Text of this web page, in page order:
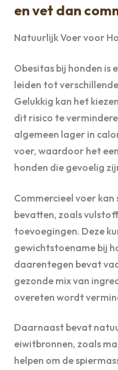
en vet dan
Natuurlijk Voer voor
Obesitas bij honden is
leiden tot
Gelukkig kan het
dit risico te
algemeen lager in
voer, waardoor het
honden die gevoelig
Commercieel voer
bevatten, zoals
toevoegingen. Deze
gewichtstoename bij
daarentegen bevat
gezonde mix van
overeten wordt
Daarnaast bevat
eiwitbronnen, zoals
helpen om de